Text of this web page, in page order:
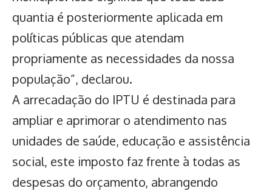
quantia é posteriormente aplicada em
políticas públicas que atendam
propriamente as necessidades da nossa
população”, declarou.
A arrecadação do IPTU é destinada para
ampliar e aprimorar o atendimento nas
unidades de saúde, educação e assistência
social, este imposto faz frente à todas as
despesas do orçamento, abrangendo